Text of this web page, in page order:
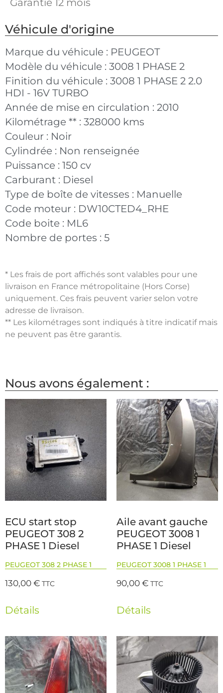
Véhicule d'origine
Marque du véhicule : PEUGEOT
Modèle du véhicule : 3008 1 PHASE 2
Finition du véhicule : 3008 1 PHASE 2 2.0
HDI - 16V TURBO
Année de mise en circulation : 2010
Kilométrage ** : 328000 kms
Couleur : Noir
Cylindrée : Non renseignée
Puissance : 150 cv
Carburant : Diesel
Type de boîte de vitesses : Manuelle
Code moteur : DW10CTED4_RHE
Code boite : ML6
Nombre de portes : 5
* Les frais de port affichés sont valables pour une
livraison en France métropolitaine (Hors Corse)
uniquement. Ces frais peuvent varier selon votre
adresse de livraison.
** Les kilométrages sont indiqués à titre indicatif mais
ne peuvent pas être garantis.
Nous avons également :
ECU start stop
PEUGEOT 308 2
PHASE 1 Diesel
PEUGEOT 308 2 PHASE 1
130,00€ TTC
Détails
Aile avant gauche
PEUGEOT 3008 1
PHASE 1 Diesel
PEUGEOT 3008 1 PHASE 1
90,00€ TTC
Détails